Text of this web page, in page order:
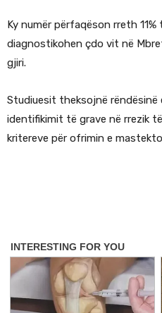
Ky numër përfaqëson rreth
diagnostikohen çdo vit në
gjiri.
Studiuesit theksojnë
identifikimit të grave në rrezik
kritereve për ofrimin e